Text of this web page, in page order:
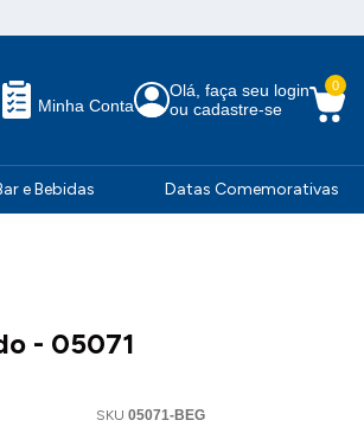
Minha Conta
Olá, faça seu login
ou cadastre-se
0
e Bebidas Datas Comemorativas
- 05071
SKU 05071-BEG